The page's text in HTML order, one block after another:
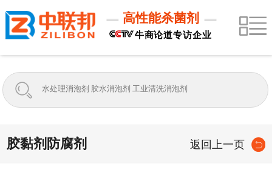
高性能杀菌剂
牛商论道专访企业
胶黏剂防腐剂 返回上一页